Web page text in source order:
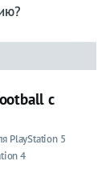
с
PlayStation 5
4